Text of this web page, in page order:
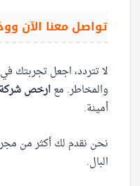
تواصل معنا الآن
لا تتردد، اجعل تجربتك
والمخاطر. معارخص
أمينة.
نحن نقدم لك أكثر من
البال.